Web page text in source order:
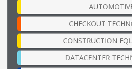
CHECKOUT
CONSTRUCTION
DATACENTER